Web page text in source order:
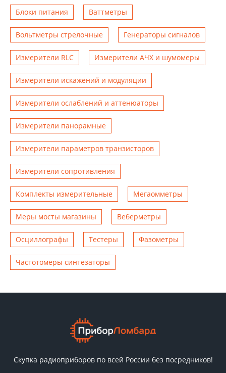
Блоки питания Ваттметры
Вольтметры стрелочные Генераторы сигналов
Измерители RLC Измерители АЧХ и шумомеры
Измерители искажений и модуляции
Измерители ослаблений и аттенюаторы
Измерители панорамные
Измерители параметров транзисторов
Измерители сопротивления
Комплекты измерительные Мегаомметры
Меры мосты магазины Веберметры
Осциллографы Тестеры Фазометры
Чаcтотомеры синтезаторы
Скупка радиоприборов по всей России без посредников!